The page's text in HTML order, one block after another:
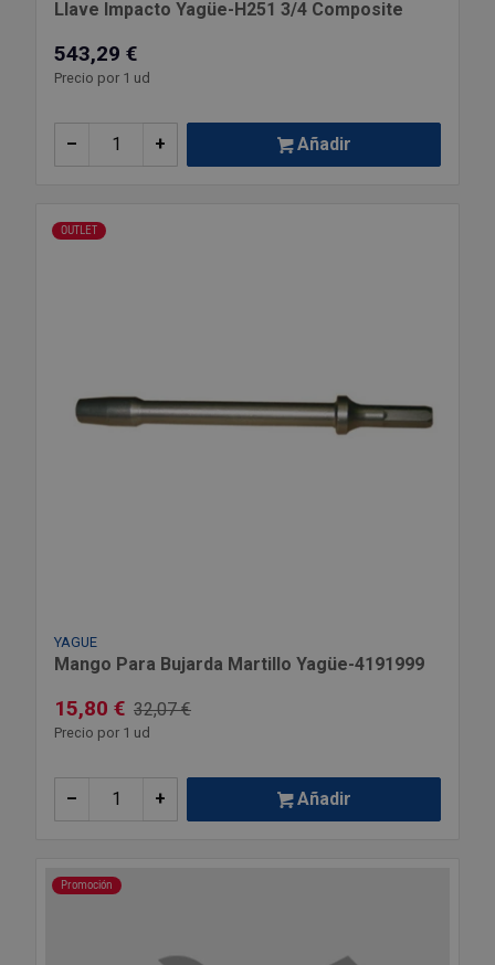
Llave Impacto Yagüe-H251 3/4 Composite
543,29 €
Precio por 1 ud
+
– Añadir
OUTLET
YAGUE
Mango Para Bujarda Martillo Yagüe-4191999
15,80 € 32,07 €
Precio por 1 ud
+
– Añadir
Promoción